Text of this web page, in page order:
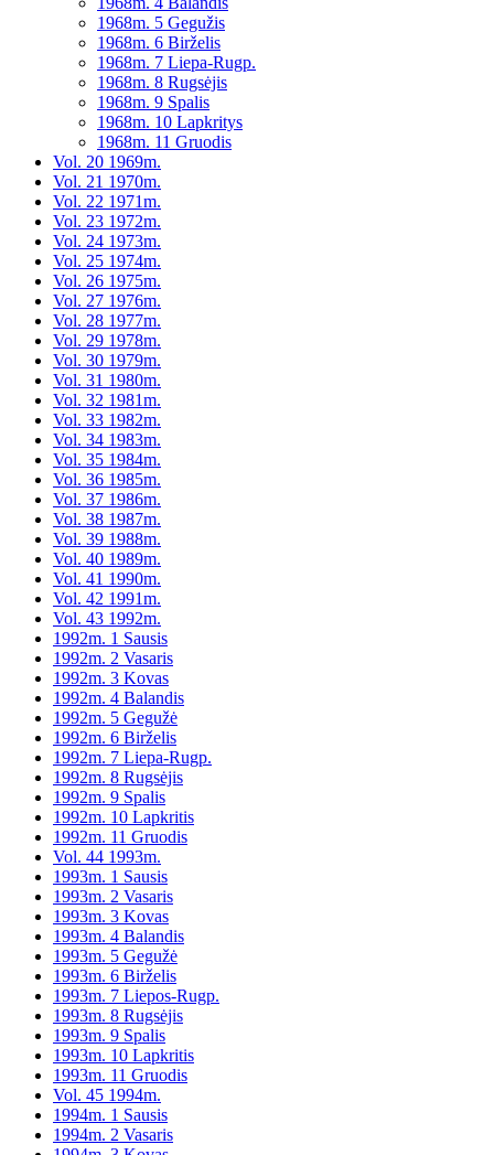
1968m. 5 Gegužis
1968m. 6 Birželis
1968m. 7 Liepa-Rugp.
1968m. 8 Rugsėjis
1968m. 9 Spalis
1968m. 10 Lapkritys
1968m. 11 Gruodis
Vol. 20 1969m.
Vol. 21 1970m.
Vol. 22 1971m.
Vol. 23 1972m.
Vol. 24 1973m.
Vol. 25 1974m.
Vol. 26 1975m.
Vol. 27 1976m.
Vol. 28 1977m.
Vol. 29 1978m.
Vol. 30 1979m.
Vol. 31 1980m.
Vol. 32 1981m.
Vol. 33 1982m.
Vol. 34 1983m.
Vol. 35 1984m.
Vol. 36 1985m.
Vol. 37 1986m.
Vol. 38 1987m.
Vol. 39 1988m.
Vol. 40 1989m.
Vol. 41 1990m.
Vol. 42 1991m.
Vol. 43 1992m.
1992m. 1 Sausis
1992m. 2 Vasaris
1992m. 3 Kovas
1992m. 4 Balandis
1992m. 5 Gegužė
1992m. 6 Birželis
1992m. 7 Liepa-Rugp.
1992m. 8 Rugsėjis
1992m. 9 Spalis
1992m. 10 Lapkritis
1992m. 11 Gruodis
Vol. 44 1993m.
1993m. 1 Sausis
1993m. 2 Vasaris
1993m. 3 Kovas
1993m. 4 Balandis
1993m. 5 Gegužė
1993m. 6 Birželis
1993m. 7 Liepos-Rugp.
1993m. 8 Rugsėjis
1993m. 9 Spalis
1993m. 10 Lapkritis
1993m. 11 Gruodis
Vol. 45 1994m.
1994m. 1 Sausis
1994m. 2 Vasaris